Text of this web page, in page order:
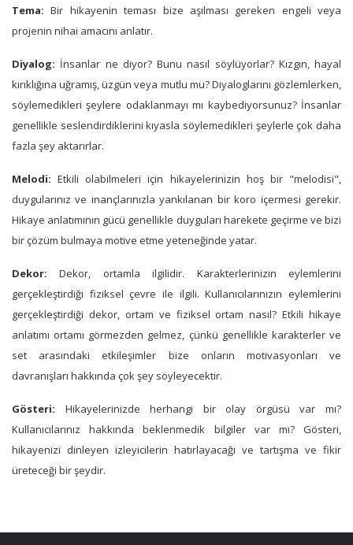
Tema: Bir hikayenin teması bize aşılması gereken engeli veya
projenin nihai amacını anlatır.
Diyalog: İnsanlar ne diyor? Bunu nasıl söylüyorlar? Kızgın, hayal
kırıklığına uğramış, üzgün veya mutlu mu? Diyaloglarını gözlemlerken,
söylemedikleri şeylere odaklanmayı mı kaybediyorsunuz? İnsanlar
genellikle seslendirdiklerini kıyasla söylemedikleri şeylerle çok daha
fazla şey aktarırlar.
Melodi: Etkili olabilmeleri için hikayelerinizin hoş bir "melodisi",
duygularınız ve inançlarınızla yankılanan bir koro içermesi gerekir.
Hikaye anlatımının gücü genellikle duyguları harekete geçirme ve bizi
bir çözüm bulmaya motive etme yeteneğinde yatar.
Dekor: Dekor, ortamla ilgilidir. Karakterlerinizin eylemlerini
gerçekleştirdiği fiziksel çevre ile ilgili. Kullanıcılarınızın eylemlerini
gerçekleştirdiği dekor, ortam ve fiziksel ortam nasıl? Etkili hikaye
anlatımı ortamı görmezden gelmez, çünkü genellikle karakterler ve
set arasındaki etkileşimler bize onların motivasyonları ve
davranışları hakkında çok şey söyleyecektir.
Gösteri: Hikayelerinizde herhangi bir olay örgüsü var mı?
Kullanıcılarınız hakkında beklenmedik bilgiler var mı? Gösteri,
hikayenizi dinleyen izleyicilerin hatırlayacağı ve tartışma ve fikir
üreteceği bir şeydir.